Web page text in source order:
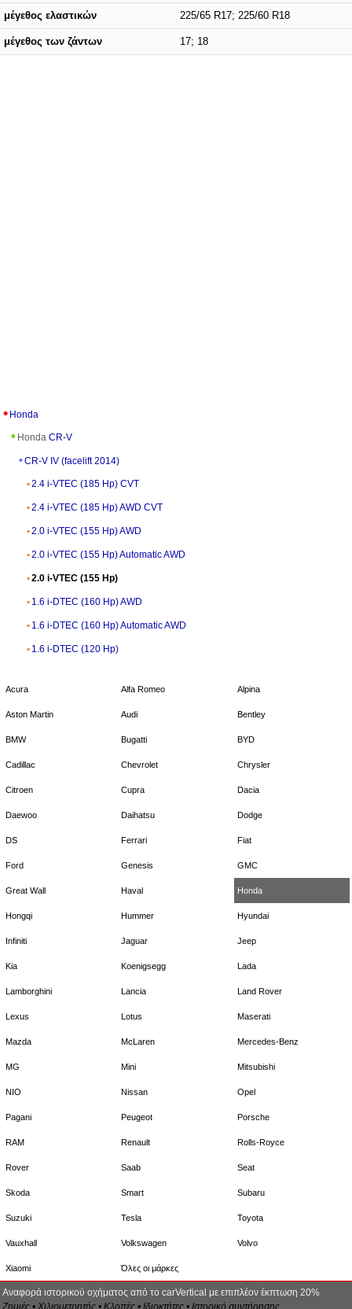
μέγεθος ελαστικών 225/65 R17; 225/60 R18
μέγεθος των ζάντων 17; 18
Honda
Honda CR-V
CR-V IV (facelift 2014)
2.4 i-VTEC (185 Hp) CVT
2.4 i-VTEC (185 Hp) AWD CVT
2.0 i-VTEC (155 Hp) AWD
2.0 i-VTEC (155 Hp) Automatic AWD
2.0 i-VTEC (155 Hp)
1.6 i-DTEC (160 Hp) AWD
1.6 i-DTEC (160 Hp) Automatic AWD
1.6 i-DTEC (120 Hp)
Acura Alfa Romeo Alpina
Aston Martin Audi Bentley
BMW Bugatti BYD
Cadillac Chevrolet Chrysler
Citroen Cupra Dacia
Daewoo Daihatsu Dodge
DS Ferrari Fiat
Ford Genesis GMC
Great Wall Haval Honda
Hongqi Hummer Hyundai
Infiniti Jaguar Jeep
Kia Koenigsegg Lada
Lamborghini Lancia Land Rover
Lexus Lotus Maserati
Mazda McLaren Mercedes-Benz
MG Mini Mitsubishi
NIO Nissan Opel
Pagani Peugeot Porsche
RAM Renault Rolls-Royce
Rover Saab Seat
Skoda Smart Subaru
Suzuki Tesla Toyota
Vauxhall Volkswagen Volvo
Xiaomi Όλες οι μάρκες
Αναφορά ιστορικού οχήματος από το carVertical με επιπλέον έκπτωση 20%
Ζημιές • Χιλιομετρητής • Κλοπές • Ιδιοκτήτες • Ιστορικό συντήρησης